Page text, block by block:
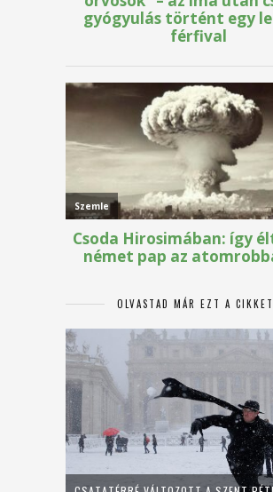
OLVASTAD MÁR EZT A